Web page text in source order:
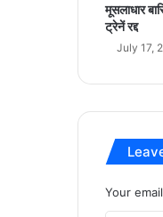
र
ता
फ
मूसलाधार
ट्रेनें रद्द
July 17,
Your